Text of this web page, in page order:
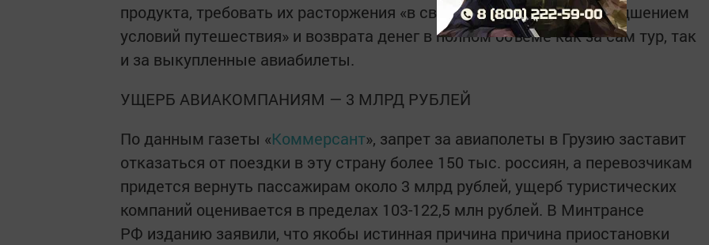
продукта, требовать их расторжения «в связи с существенным ухудшением
условий путешествия» и возврата денег в полном объеме как за сам тур, так
и за выкупленные авиабилеты.
УЩЕРБ АВИАКОМПАНИЯМ — 3 МЛРД РУБЛЕЙ
По данным газеты «Коммерсант», запрет за авиаполеты в Грузию заставит
отказаться от поездки в эту страну более 150 тыс. россиян, а перевозчикам
придется вернуть пассажирам около 3 млрд рублей, ущерб туристических
компаний оценивается в пределах 103-122,5 млн рублей. В Минтрансе
РФ изданию заявили, что якобы истинная причина причина приостановки